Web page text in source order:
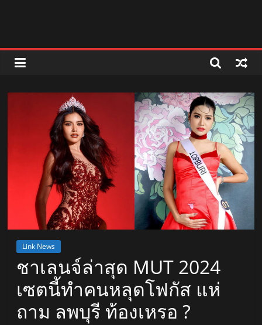
ลพบุรี
สถานี
ลพบุรี
Link News
ชาเลนจ์ล่าสุด MUT 2024
เซตนี้ทำคนหลุดโฟกัส แห่
ถาม ลพบุรี ท้องเหรอ ?